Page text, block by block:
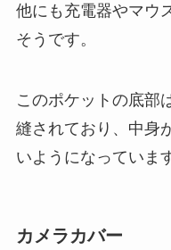
他にも充電器やマウ
そうです。
このポケットの底部
縫されており、中身
いようになっていま
カメラカバー